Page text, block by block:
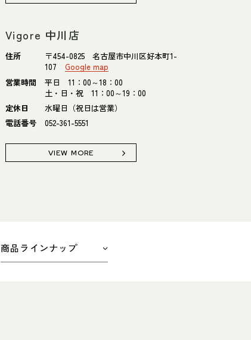
Vigore 中川店
住所
〒454-0825 名古屋市中川区好本町1-
107
Google map
営業時間
平日 11：00～18：00
土・日・祝 11：00～19：00
定休日
水曜日（祝日は営業）
電話番号
052-361-5551
VIEW MORE
商品ラインナップ